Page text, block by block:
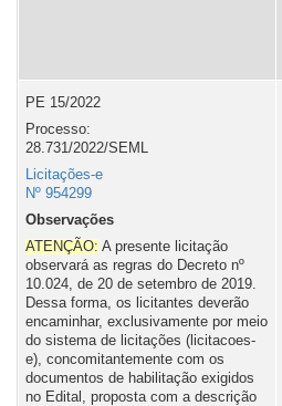
PE 15/2022
Processo:
28.731/2022/SEML
Licitações-e
Nº 954299
Observações
ATENÇÃO: A presente licitação
observará as regras do Decreto nº
10.024, de 20 de setembro de 2019.
Dessa forma, os licitantes deverão
encaminhar, exclusivamente por meio
do sistema de licitações (licitacoes-
e), concomitantemente com os
documentos de habilitação exigidos
no Edital, proposta com a descrição